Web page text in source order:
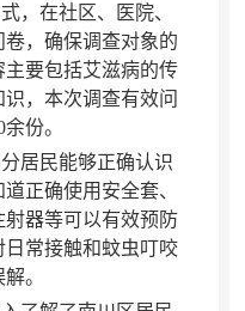
， 在社区、医院、
，确保调查对象的
主要包括艾滋病的传
，本次调查有效问
余份。
居民能够正确认识
道正确使用安全套、
器等可以有效预防
常接触和蚊虫叮咬
解。